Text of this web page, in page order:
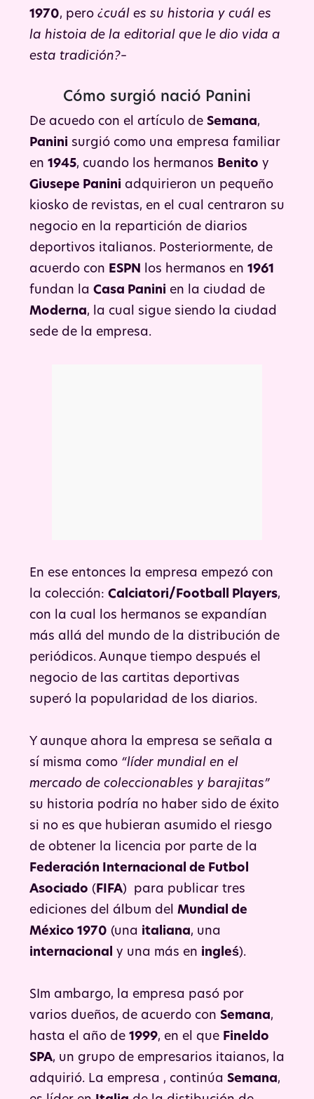
1970, pero ¿cuál es su historia y cuál es
la histoia de la editorial que le dio vida a
esta tradición?–
Cómo surgió nació Panini
De acuedo con el artículo de Semana,
Panini surgió como una empresa familiar
en 1945, cuando los hermanos Benito y
Giusepe Panini adquirieron un pequeño
kiosko de revistas, en el cual centraron su
negocio en la repartición de diarios
deportivos italianos. Posteriormente, de
acuerdo con ESPN los hermanos en 1961
fundan la Casa Panini en la ciudad de
Moderna, la cual sigue siendo la ciudad
sede de la empresa.
En ese entonces la empresa empezó con
la colección: Calciatori/Football Players,
con la cual los hermanos se expandían
más allá del mundo de la distribución de
periódicos. Aunque tiempo después el
negocio de las cartitas deportivas
superó la popularidad de los diarios.
Y aunque ahora la empresa se señala a
sí misma como “líder mundial en el
mercado de coleccionables y barajitas”
su historia podría no haber sido de éxito
si no es que hubieran asumido el riesgo
de obtener la licencia por parte de la
Federación Internacional de Futbol
Asociado ( FIFA) para publicar tres
ediciones del álbum del Mundial de
México 1970 (una italiana, una
internacional
y una más en ingleś).
SIm ambargo, la empresa pasó por
varios dueños, de acuerdo con Semana,
hasta el año de 1999, en el que Fineldo
SPA, un grupo de empresarios itaianos, la
adquirió. La empresa , continúa Semana,